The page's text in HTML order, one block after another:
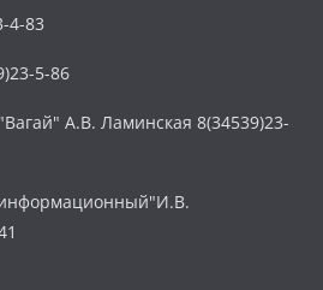
4-83
5-86
А.В. Ламинская 8(34539)23-
информационный"И.В.